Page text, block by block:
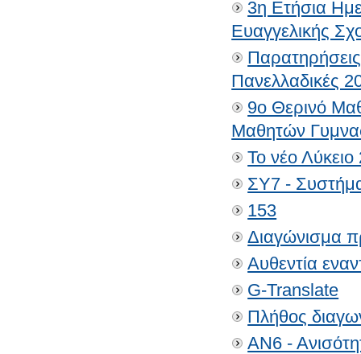
3η Ετήσια
Ευαγγελικής
Πανελλαδικές
9ο Θερινό
Μαθητών
Το νέο
ΣΥ7 -
153
Διαγώνισμα
Αυθεντία
G-Translate
Πλήθος
ΑΝ6 -